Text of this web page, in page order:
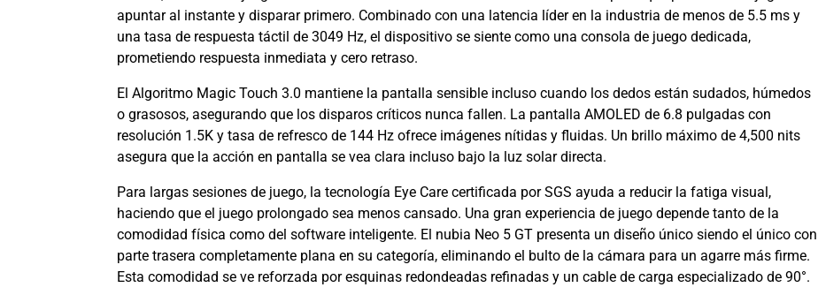
apuntar al instante y disparar primero. Combinado con una latencia líder en la industria de menos de 5.5 ms y
una tasa de respuesta táctil de 3049 Hz, el dispositivo se siente como una consola de juego dedicada,
prometiendo respuesta inmediata y cero retraso.
El Algoritmo Magic Touch 3.0 mantiene la pantalla sensible incluso cuando los dedos están sudados, húmedos
o grasosos, asegurando que los disparos críticos nunca fallen. La pantalla AMOLED de 6.8 pulgadas con
resolución 1.5K y tasa de refresco de 144 Hz ofrece imágenes nítidas y fluidas. Un brillo máximo de 4,500 nits
asegura que la acción en pantalla se vea clara incluso bajo la luz solar directa.
Para largas sesiones de juego, la tecnología Eye Care certificada por SGS ayuda a reducir la fatiga visual,
haciendo que el juego prolongado sea menos cansado. Una gran experiencia de juego depende tanto de la
comodidad física como del software inteligente. El nubia Neo 5 GT presenta un diseño único siendo el único con
parte trasera completamente plana en su categoría, eliminando el bulto de la cámara para un agarre más firme.
Esta comodidad se ve reforzada por esquinas redondeadas refinadas y un cable de carga especializado de 90°.